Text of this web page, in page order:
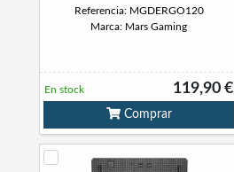
Referencia: MGDERGO120
Marca: Mars Gaming
119,90 €
En stock
Comprar